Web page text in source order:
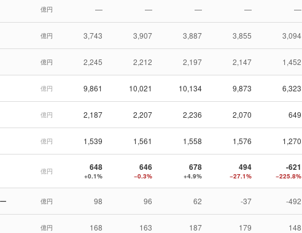
億円 — — — — —
億円 3,743 3,907 3,887 3,855 3,094
億円 2,245 2,212 2,197 2,147 1,452
億円 9,861 10,021 10,134 9,873 6,323
億円 2,187 2,207 2,236 2,070 649
億円 1,539 1,561 1,558 1,576 1,270
億円 648
+0.1%
646
−0.3%
678
+4.9%
494
−27.1%
-621
−225.8%
億円 98 96 62 -37 -492
億円 168 163 187 179 148